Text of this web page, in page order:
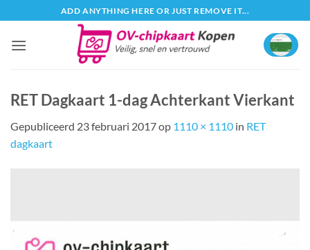
naar
inhoud
ADD ANYTHING HERE OR JUST REMOVE IT...
RET Dagkaart 1-dag Achterkant Vierkant
Gepubliceerd 23 februari 2017op 1110 × 1110 in RET
dagkaart